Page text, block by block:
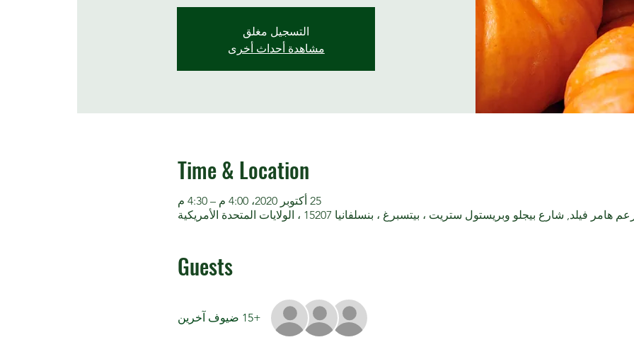
التسجيل مغلق
مشاهدة أحداث أخرى
Time & Location
25 أكتوبر 2020، 4:00 م – 4:30 م
هامر فيلد, شارع بيجلو وبريستول ستريت ، بيتسبرغ ، بنسلفانيا 15207 ، الولايات المتحدة الأمريكية
Guests
+15 ضيوف آخرين